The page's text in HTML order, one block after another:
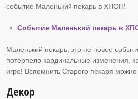
событие Маленький пекарь в ХПОП!
Событие Маленький пекарь в
Маленький пекарь, это не новое
потерпело кардинальные изменения,
игре! Вспомнить Старого пекаря
Декор